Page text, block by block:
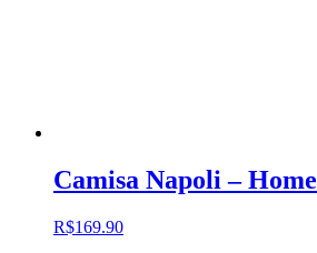
Camisa Napoli – Home
R$169.90